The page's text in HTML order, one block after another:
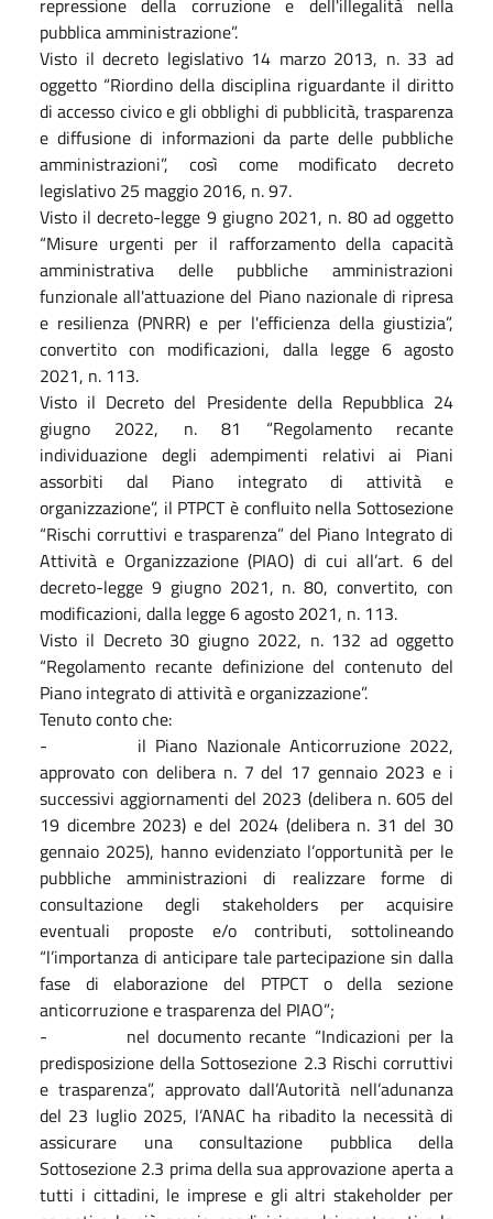
pubblica amministrazione”.
Visto il decreto legislativo 14 marzo 2013, n. 33 ad
oggetto “Riordino della disciplina riguardante il diritto
di accesso civico e gli obblighi di pubblicità, trasparenza
e diffusione di informazioni da parte delle pubbliche
amministrazioni”, così come modificato decreto
legislativo 25 maggio 2016, n. 97.
Visto il decreto-legge 9 giugno 2021, n. 80 ad oggetto
“Misure urgenti per il rafforzamento della capacità
amministrativa delle pubbliche amministrazioni
funzionale all'attuazione del Piano nazionale di ripresa
e resilienza (PNRR) e per l'efficienza della giustizia”,
convertito con modificazioni, dalla legge 6 agosto
2021, n. 113.
Visto il Decreto del Presidente della Repubblica 24
giugno 2022, n. 81 “Regolamento recante
individuazione degli adempimenti relativi ai Piani
assorbiti dal Piano integrato di attività e
organizzazione”, il PTPCT è confluito nella Sottosezione
“Rischi corruttivi e trasparenza” del Piano Integrato di
Attività e Organizzazione (PIAO) di cui all’art. 6 del
decreto-legge 9 giugno 2021, n. 80, convertito, con
modificazioni, dalla legge 6 agosto 2021, n. 113.
Visto il Decreto 30 giugno 2022, n. 132 ad oggetto
“Regolamento recante definizione del contenuto del
Piano integrato di attività e organizzazione”.
Tenuto conto che:
- il Piano Nazionale Anticorruzione 2022,
approvato con delibera n. 7 del 17 gennaio 2023 e i
successivi aggiornamenti del 2023 (delibera n. 605 del
19 dicembre 2023) e del 2024 (delibera n. 31 del 30
gennaio 2025), hanno evidenziato l’opportunità per le
pubbliche amministrazioni di realizzare forme di
consultazione degli stakeholders per acquisire
eventuali proposte e/o contributi, sottolineando
“l’importanza di anticipare tale partecipazione sin dalla
fase di elaborazione del PTPCT o della sezione
anticorruzione e trasparenza del PIAO”;
- nel documento recante “Indicazioni per la
predisposizione della Sottosezione 2.3 Rischi corruttivi
e trasparenza”, approvato dall’Autorità nell’adunanza
del 23 luglio 2025, l’ANAC ha ribadito la necessità di
assicurare una consultazione pubblica della
Sottosezione 2.3 prima della sua approvazione aperta a
tutti i cittadini, le imprese e gli altri stakeholder per